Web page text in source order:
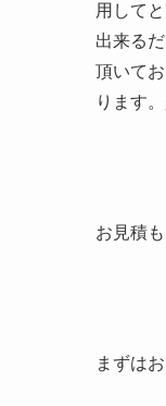
用して
出来る
頂いて
ります
お見積
まずは